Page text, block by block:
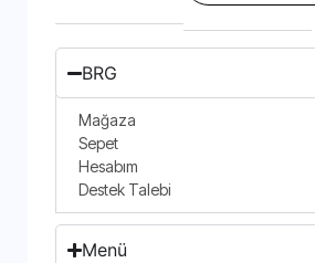
BRG
Mağaza
Sepet
Hesabım
Destek Talebi
Menü